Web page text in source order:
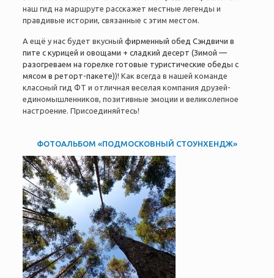
наш гид на маршруте расскажет местные легенды и
правдивые истории, связанные с этим местом.
А ещё у нас будет вкусный фирменный обед Сэндвичи в
пите с курицей и овощами + сладкий десерт (Зимой —
разогреваем на горелке готовые туристические обеды с
мясом в реторт-пакете))! Как всегда в нашей команде
классный гид ФТ и отличная веселая компания друзей-
единомышленников, позитивные эмоции и великолепное
настроение. Присоединяйтесь!
ФОТОАЛЬБОМ «ПОДМОСКОВНЫЙ СТОУНХЕНДЖ»